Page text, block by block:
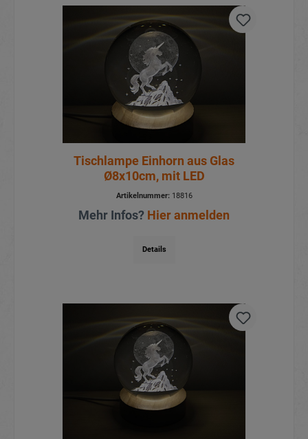
Tischlampe Einhorn aus Glas
Ø8x10cm, mit LED
Artikelnummer:18816
Mehr Infos? Hier anmelden
Details